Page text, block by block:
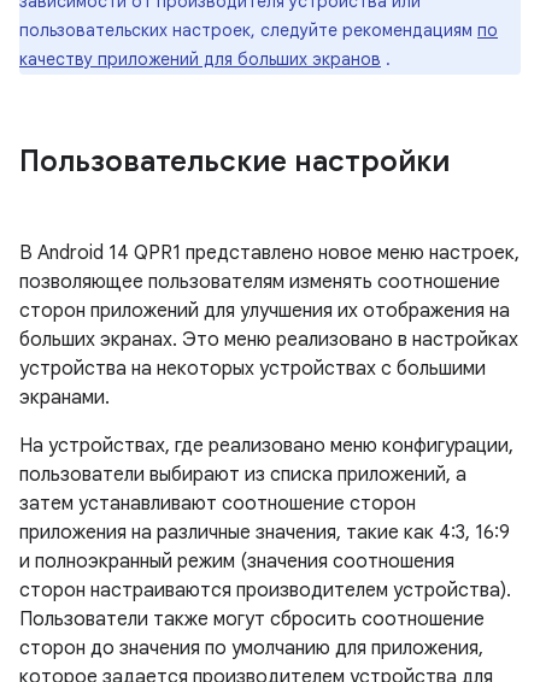
пользовательских настроек, следуйте рекомендациям по
качеству приложений для больших экранов .
Пользовательские настройки
В Android 14 QPR1 представлено новое меню настроек,
позволяющее пользователям изменять соотношение
сторон приложений для улучшения их отображения на
больших экранах. Это меню реализовано в настройках
устройства на некоторых устройствах с большими
экранами.
На устройствах, где реализовано меню конфигурации,
пользователи выбирают из списка приложений, а
затем устанавливают соотношение сторон
приложения на различные значения, такие как 4:3, 16:9
и полноэкранный режим (значения соотношения
сторон настраиваются производителем устройства).
Пользователи также могут сбросить соотношение
сторон до значения по умолчанию для приложения,
которое задается производителем устройства для